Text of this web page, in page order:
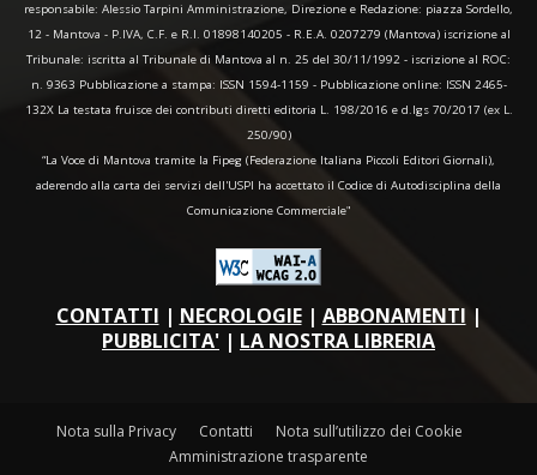
responsabile: Alessio Tarpini Amministrazione, Direzione e Redazione: piazza Sordello,
12 - Mantova - P.IVA, C.F. e R.I. 01898140205 - R.E.A. 0207279 (Mantova) iscrizione al
Tribunale: iscritta al Tribunale di Mantova al n. 25 del 30/11/1992 - iscrizione al ROC:
n. 9363 Pubblicazione a stampa: ISSN 1594-1159 - Pubblicazione online: ISSN 2465-
132X La testata fruisce dei contributi diretti editoria L. 198/2016 e d.lgs 70/2017 (ex L.
250/90)
“La Voce di Mantova tramite la Fipeg (Federazione Italiana Piccoli Editori Giornali),
aderendo alla carta dei servizi dell'USPI ha accettato il Codice di Autodisciplina della
Comunicazione Commerciale"
CONTATTI | NECROLOGIE| ABBONAMENTI |
PUBBLICITA' | LA NOSTRA LIBRERIA
Nota sulla Privacy Contatti
Nota sull’utilizzo dei Cookie
Amministrazione trasparente